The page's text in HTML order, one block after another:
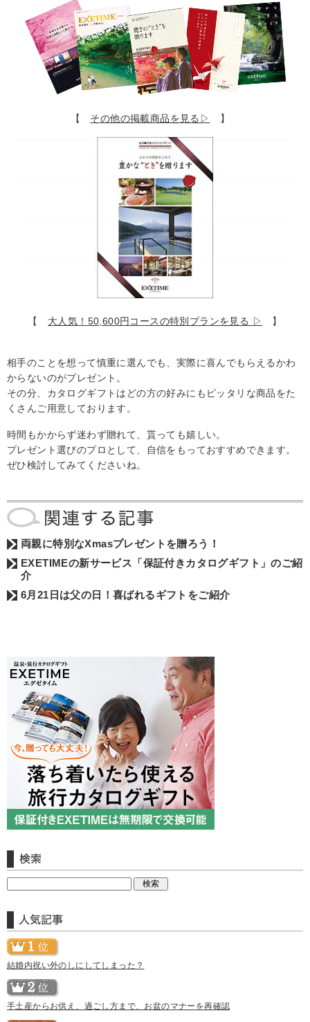
【 その他の掲載商品を見る▷ 】
【 大人気！50,600円コースの特別プランを見る ▷ 】
相手のことを想って慎重に選んでも、実際に喜んでもらえるかわ
からないのがプレゼント。
その分、カタログギフトはどの方の好みにもピッタリな商品をた
くさんご用意しております。
時間もかからず迷わず贈れて、貰っても嬉しい。
プレゼント選びのプロとして、自信をもっておすすめできます。
ぜひ検討してみてくださいね。
両親に特別なXmasプレゼントを贈ろう！
EXETIMEの新サービス「保証付きカタログギフト」のご紹
介
6月21日は父の日！喜ばれるギフトをご紹介
結婚内祝い外のしにしてしまった？
手土産からお供え、過ごし方まで、お盆のマナーを再確認